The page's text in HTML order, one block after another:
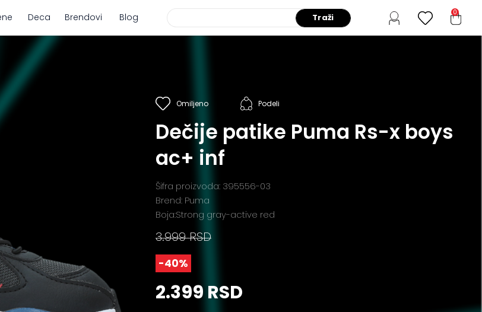
Deca Brendovi Blog Traži 0
Omiljeno Podeli
Dečije patike Puma Rs-x boys
ac+ inf
Šifra proizvoda: 395556-03
Brend: Puma
Boja:Strong gray-active red
3.999 RSD
-40%
2.399 RSD